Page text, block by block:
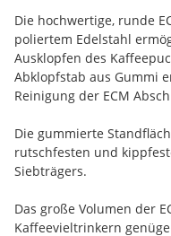
Die hochwertige, runde
poliertem Edelstahl
Ausklopfen des
Abklopfstab aus Gummi
Reinigung der ECM
Die gummierte
rutschfesten und
Siebträgers.
Das große Volumen der
Kaffeevieltrinkern